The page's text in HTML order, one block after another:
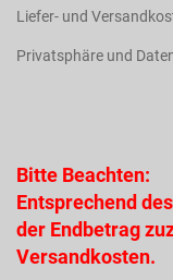
Liefer- und
Privatsphäre und
Bitte Beachten:
Entsprechend
der Endbetrag
Versandkosten.